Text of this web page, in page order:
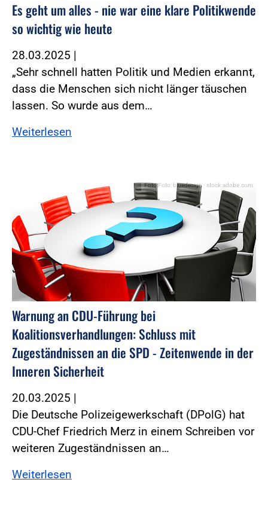
Es geht um alles - nie war eine klare Politikwende
so wichtig wie heute
28.03.2025 |
„Sehr schnell hatten Politik und Medien erkannt,
dass die Menschen sich nicht länger täuschen
lassen. So wurde aus dem…
Weiterlesen
Foto:Foto: bluedesign - stock.adobe.com
Warnung an CDU-Führung bei
Koalitionsverhandlungen: Schluss mit
Zugeständnissen an die SPD - Zeitenwende in der
Inneren Sicherheit
20.03.2025 |
Die Deutsche Polizeigewerkschaft (DPolG) hat
CDU-Chef Friedrich Merz in einem Schreiben vor
weiteren Zugeständnissen an…
Weiterlesen